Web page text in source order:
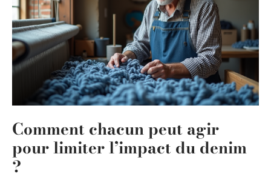
Comment chacun peut agir
pour limiter l’impact du denim
?